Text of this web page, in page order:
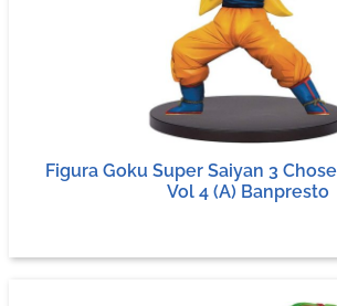
Figura Goku Super Saiyan 3
Vol 4 (A) Banpresto